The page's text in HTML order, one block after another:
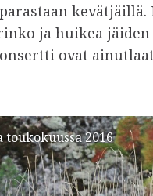
kevätjäillä.
ja huikea jäiden
ovat
2016